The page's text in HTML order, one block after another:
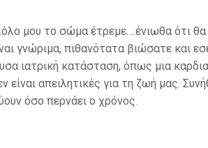
μου το σώμα έτρεμε….ένιωθα ότι
πιθανότατα βιώσατε και
ιατρική κατάσταση, όπως μια
απειλητικές για τη ζωή μας.
όσο περνάει ο χρόνος.